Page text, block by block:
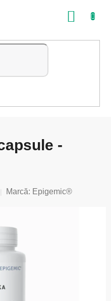
COŞ
-
Marcă: Epigemic®